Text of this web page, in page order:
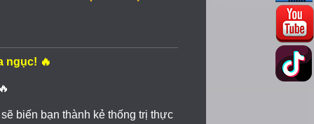
ngục! 🔥
biến bạn thành kẻ thống trị thực